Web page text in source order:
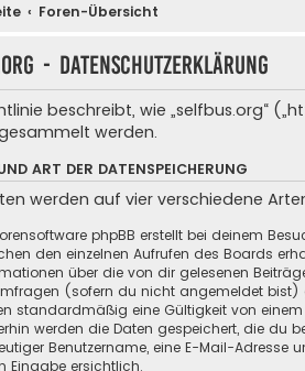
Foren-Übersicht
- Datenschutzerklärung
beschreibt, wie „selfbus.org“
werden.
ART DER DATENSPEICHERUNG
werden auf vier verschiedene
phpBB erstellt bei deinem
den einzelnen Aufrufen des Boards
über die von dir gelesenen
(sofern du nicht angemeldet bist)
standardmäßig eine Gültigkeit von einem
werden die Daten gespeichert, die du
Benutzername, eine E-Mail-Adresse
Eingabe ersichtlich.